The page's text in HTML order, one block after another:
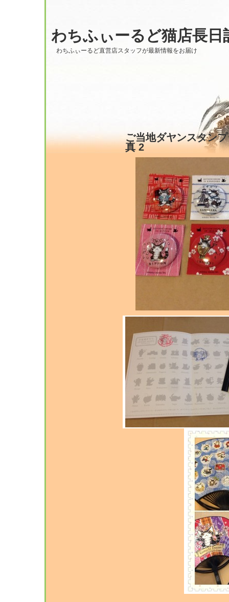
わちふぃーるど猫店長日
わちふぃーるど直営店スタッフが最新情報をお届け
ご当地ダヤンスタン
真 2